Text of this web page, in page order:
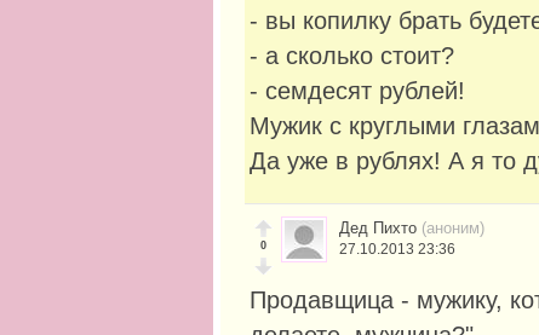
- вы копилку брать
- а сколько стоит?
- семдесят рублей!
Мужик с круглыми
Да уже в рублях! А я то
0
Дед Пихто (аноним)
27.10.2013 23:36
Продавщица - мужику,